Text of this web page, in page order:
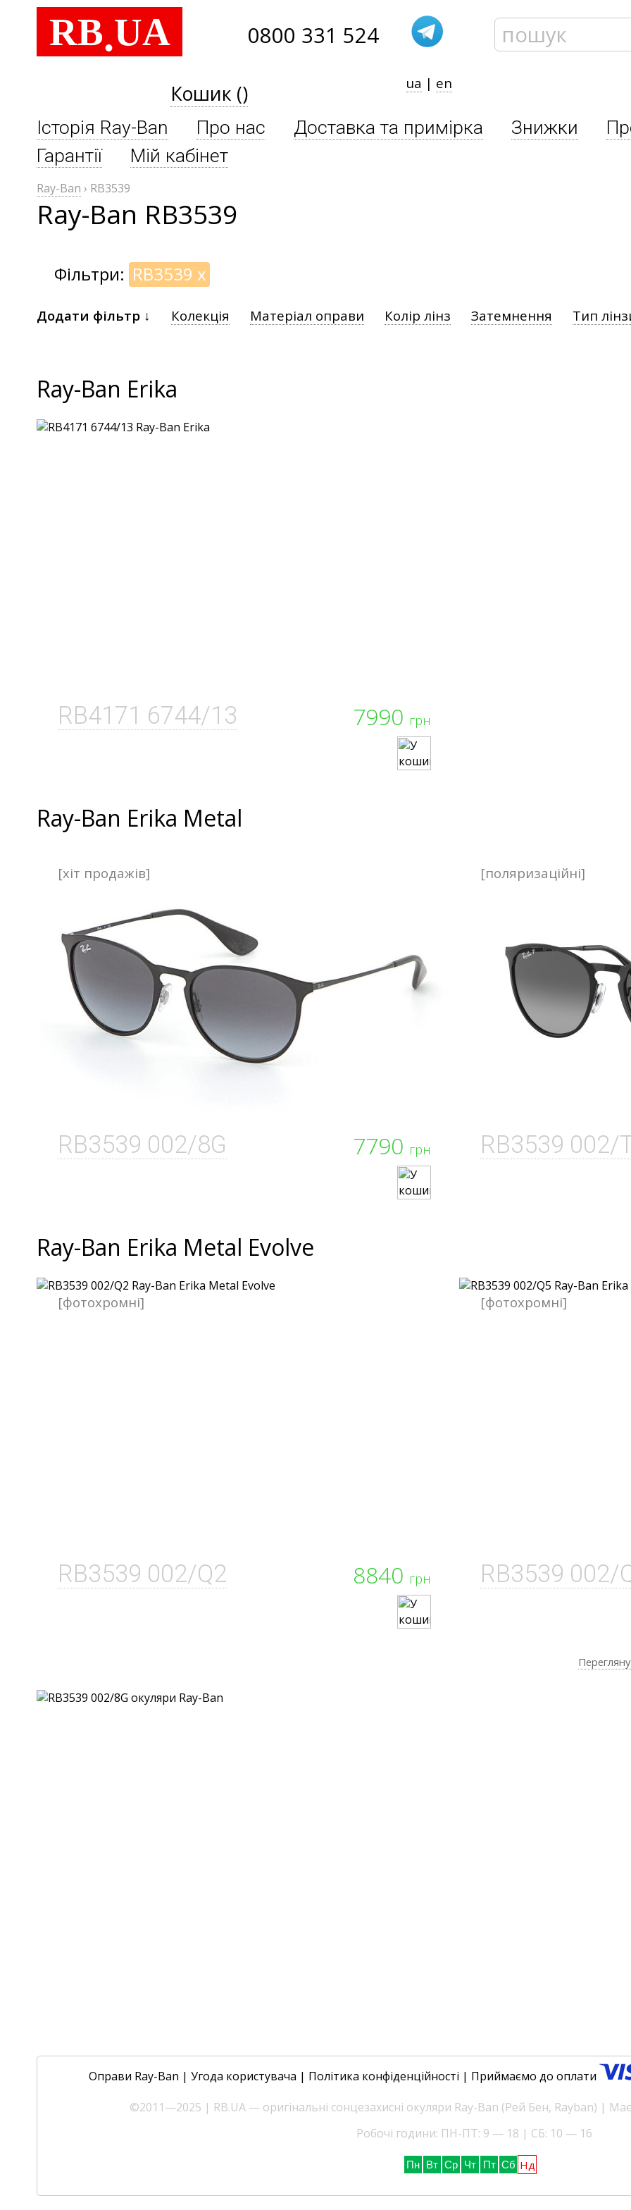
RB.UA 0800 331 524
Кошик () ua | en
Історія Ray-Ban Про нас Доставка та примірка Знижки
Гарантії
Мій кабінет
Ray-Ban › RB3539
Ray-Ban RB3539
Фільтри: RB3539 x
Додати фільтр ↓ Колекція Матеріал оправи Колір лінз Затемнення Тип
Ray-Ban Erika
7990 грн
RB4171 6744/13
Ray-Ban Erika Metal
7790 грн
RB3539 002/8G
[хіт продажів]
RB3539 002/
[поляризаційні]
Ray-Ban Erika Metal Evolve
8840 грн
RB3539 002/Q2
[фотохромні]
RB3539 002/
[фотохромні]
Оправи Ray-Ban | Угода користувача | Політика конфіденційності | Приймаємо до оплати
©2011—2025 | RB.UA — оригінальні сонцезахисні окуляри Ray-Ban (Рей Бен, Rayban) |
Робочі години: ПН-ПТ: 9 — 18 | СБ: 10 — 16
Пн Вт Ср Чт Пт Сб Нд